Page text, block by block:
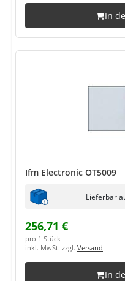
In
Ifm Electronic OT5009
Lieferbar
256,71 €
pro 1 Stück
inkl. MwSt. zzgl. Versand
In